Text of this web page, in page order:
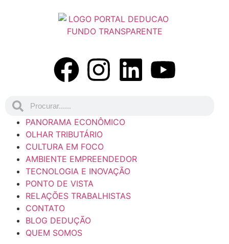
PANORAMA ECONÔMICO
OLHAR TRIBUTÁRIO
CULTURA EM FOCO
AMBIENTE EMPREENDEDOR
TECNOLOGIA E INOVAÇÃO
PONTO DE VISTA
RELAÇÕES TRABALHISTAS
CONTATO
BLOG DEDUÇÃO
QUEM SOMOS